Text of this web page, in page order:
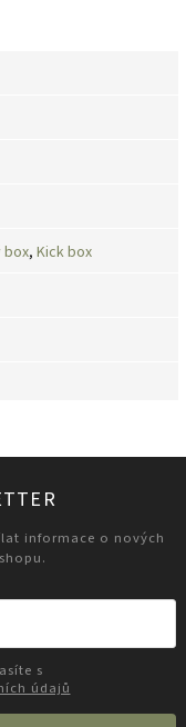
box, Kick box
informace o nových
údajů